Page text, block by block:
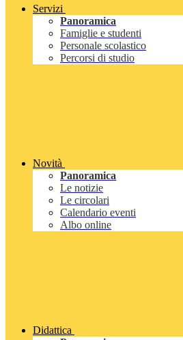
Servizi
Panoramica
Famiglie e studenti
Personale scolastico
Percorsi di studio
Novità
Panoramica
Le notizie
Le circolari
Calendario eventi
Albo online
Didattica